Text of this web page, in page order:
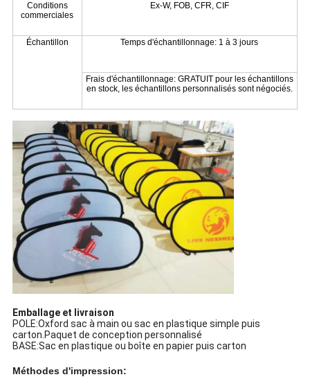
Conditions
commerciales
Ex-W, FOB, CFR, CIF
Échantillon Temps d'échantillonnage: 1 à 3 jours
Frais d'échantillonnage: GRATUIT pour les échantillons
en stock, les échantillons personnalisés sont négociés.
Emballage et livraison
POLE:Oxford sac à main ou sac en plastique simple puis
carton.Paquet de conception personnalisé
BASE:Sac en plastique ou boîte en papier puis carton
Méthodes d'impression: